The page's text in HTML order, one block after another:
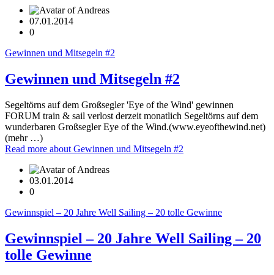
07.01.2014
0
Gewinnen und Mitsegeln #2
Gewinnen und Mitsegeln #2
Segeltörns auf dem Großsegler 'Eye of the Wind' gewinnen
FORUM train & sail verlost derzeit monatlich Segeltörns auf dem
wunderbaren Großsegler Eye of the Wind.(www.eyeofthewind.net)
(mehr …)
Read more about Gewinnen und Mitsegeln #2
03.01.2014
0
Gewinnspiel – 20 Jahre Well Sailing – 20 tolle Gewinne
Gewinnspiel – 20 Jahre Well Sailing – 20
tolle Gewinne